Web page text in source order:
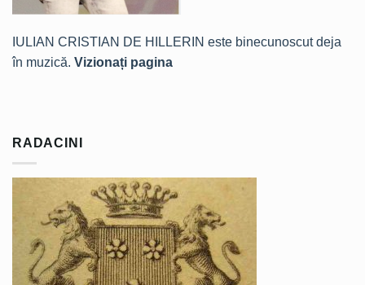
IULIAN CRISTIAN DE HILLERIN este binecunoscut deja
în muzică. Vizionați pagina
RADACINI